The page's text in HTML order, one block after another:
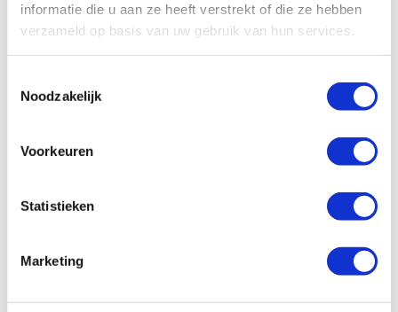
informatie die u aan ze heeft verstrekt of die ze hebben
verzameld op basis van uw gebruik van hun services.
Noodzakelijk
Voorkeuren
Statistieken
Marketing
Hivos
kracht om zélf hun leven vorm te geven. Samen
>Hivos en de politiek
Postcode Loterij
Contact